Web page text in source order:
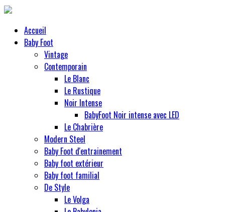
Accueil
Baby Foot
Vintage
Contemporain
Le Blanc
Le Rustique
Noir Intense
BabyFoot Noir intense avec LED
Le Chabrière
Modern Steel
Baby Foot d'entrainement
Baby foot extérieur
Baby foot familial
De Style
Le Volga